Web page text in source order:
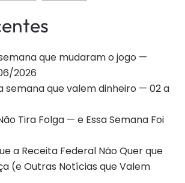
que mudaram o jogo —
2026
semana que valem dinheiro — 02 a
Tira Folga — e Essa Semana Foi
a Receita Federal Não Quer que
(e Outras Notícias que Valem